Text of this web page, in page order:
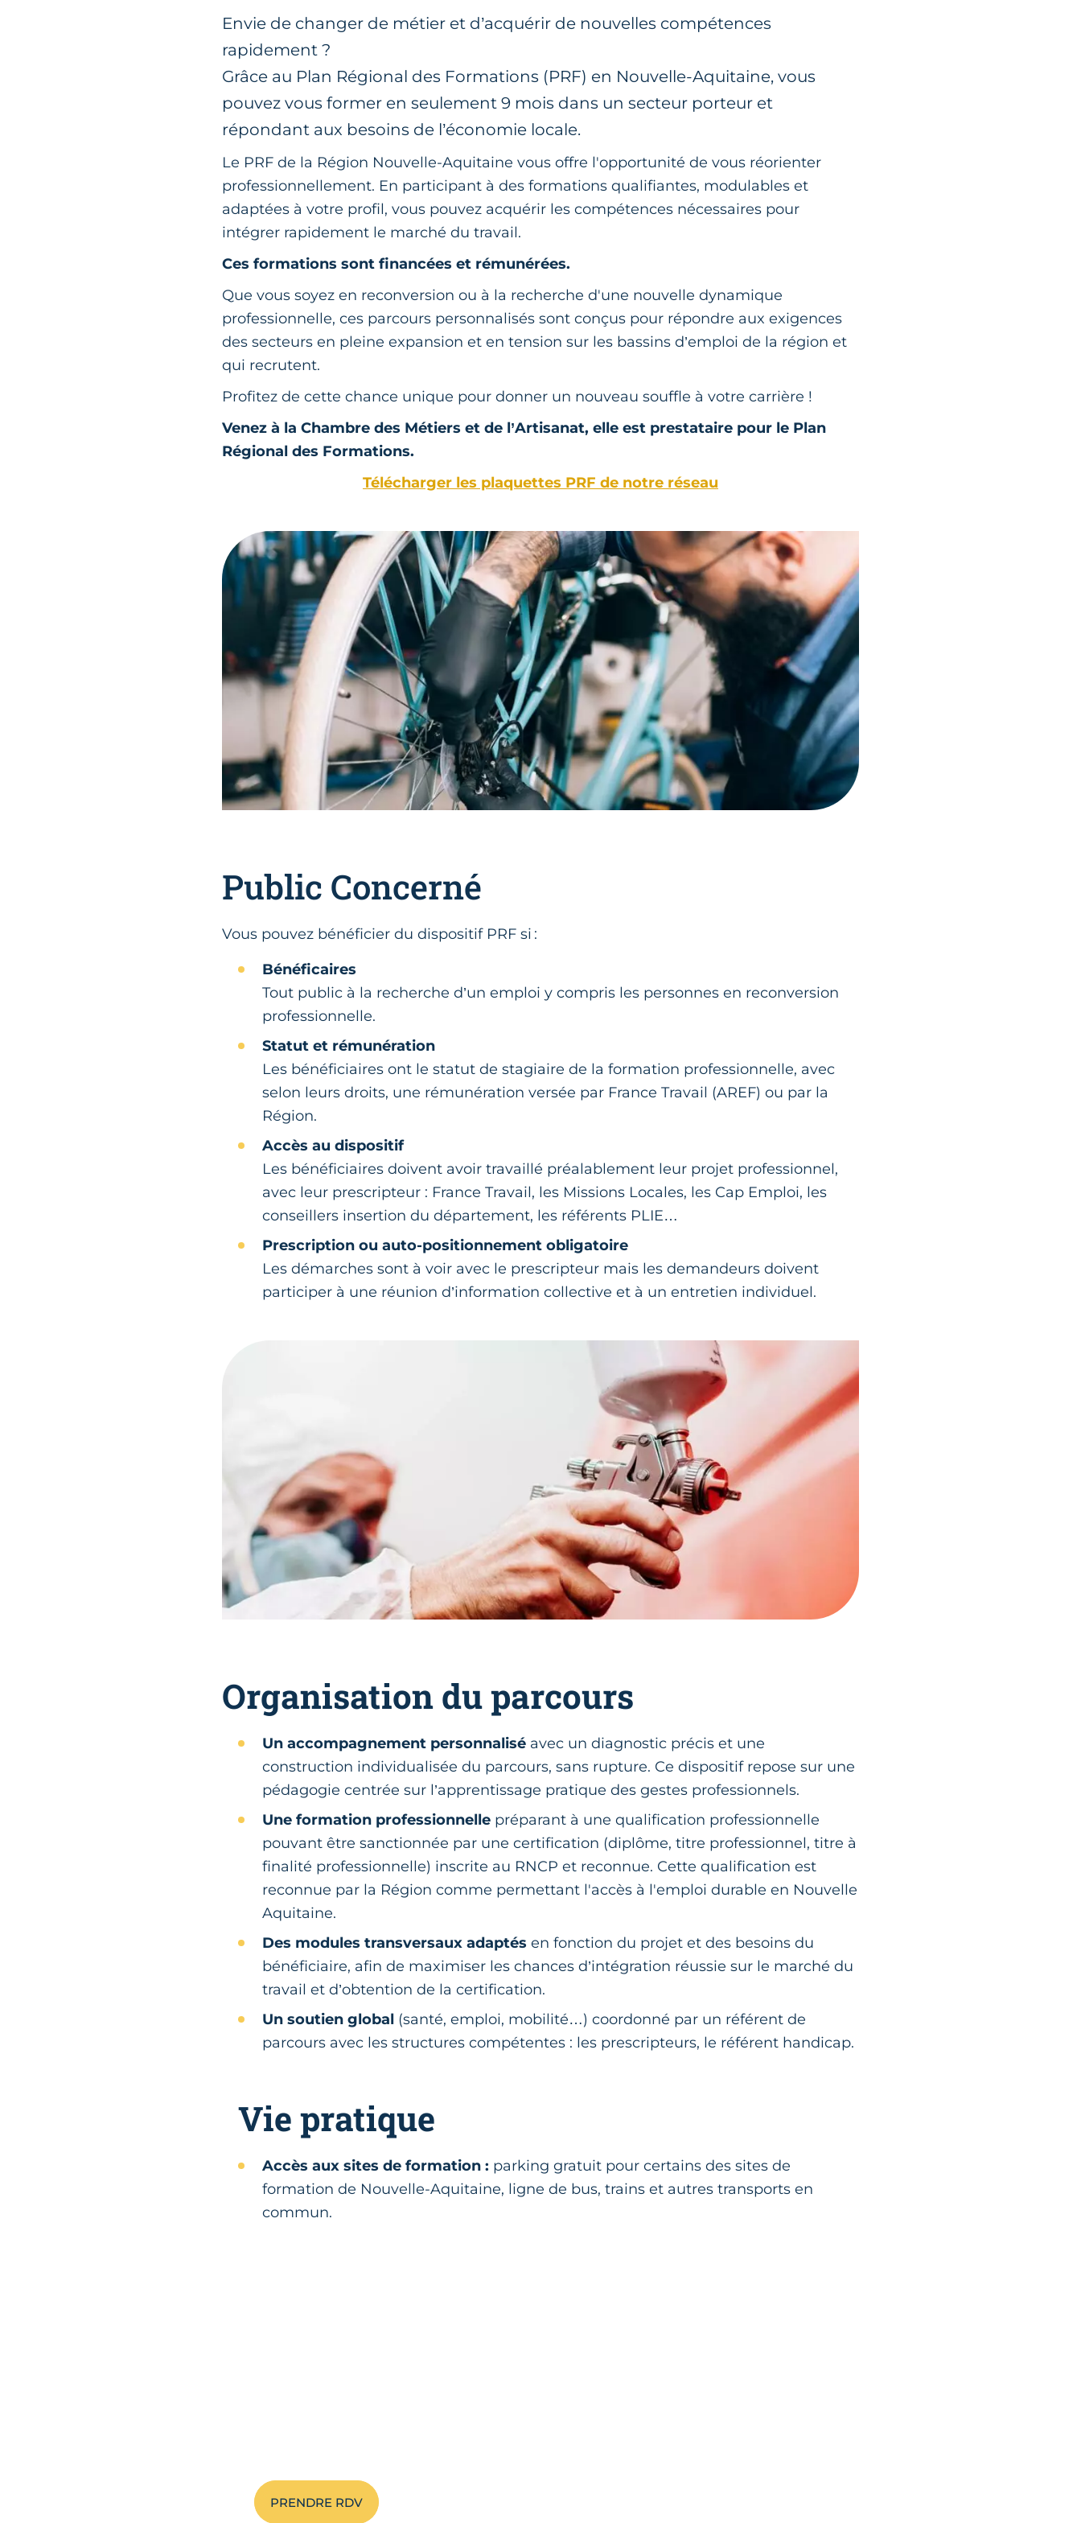
Envie de changer de métier et d’acquérir de nouvelles compétences
rapidement ?
Grâce au Plan Régional des Formations (PRF) en Nouvelle-Aquitaine, vous
pouvez vous former en seulement 9 mois dans un secteur porteur et
répondant aux besoins de l’économie locale.
Le PRF de la Région Nouvelle-Aquitaine vous offre l'opportunité de vous réorienter
professionnellement. En participant à des formations qualifiantes, modulables et
adaptées à votre profil, vous pouvez acquérir les compétences nécessaires pour
intégrer rapidement le marché du travail.
Ces formations sont financées et rémunérées.
Que vous soyez en reconversion ou à la recherche d'une nouvelle dynamique
professionnelle, ces parcours personnalisés sont conçus pour répondre aux exigences
des secteurs en pleine expansion et en tension sur les bassins d’emploi de la région et
qui recrutent.
Profitez de cette chance unique pour donner un nouveau souffle à votre carrière !
Venez à la Chambre des Métiers et de l’Artisanat, elle est prestataire pour le Plan
Régional des Formations.
Télécharger les plaquettes PRF de notre réseau
Public Concerné
Vous pouvez bénéficier du dispositif PRF si :
Bénéficaires
Tout public à la recherche d’un emploi y compris les personnes en reconversion
professionnelle.
Statut et rémunération
Les bénéficiaires ont le statut de stagiaire de la formation professionnelle, avec
selon leurs droits, une rémunération versée par France Travail (AREF) ou par la
Région.
Accès au dispositif
Les bénéficiaires doivent avoir travaillé préalablement leur projet professionnel,
avec leur prescripteur : France Travail, les Missions Locales, les Cap Emploi, les
conseillers insertion du département, les référents PLIE…
Prescription ou auto-positionnement obligatoire
Les démarches sont à voir avec le prescripteur mais les demandeurs doivent
participer à une réunion d’information collective et à un entretien individuel.
Organisation du parcours
Un accompagnement personnalisé avec un diagnostic précis et une
construction individualisée du parcours, sans rupture. Ce dispositif repose sur une
pédagogie centrée sur l’apprentissage pratique des gestes professionnels.
Une formation professionnelle préparant à une qualification professionnelle
pouvant être sanctionnée par une certification (diplôme, titre professionnel, titre à
finalité professionnelle) inscrite au RNCP et reconnue. Cette qualification est
reconnue par la Région comme permettant l'accès à l'emploi durable en Nouvelle
Aquitaine.
Des modules transversaux adaptés en fonction du projet et des besoins du
bénéficiaire, afin de maximiser les chances d’intégration réussie sur le marché du
travail et d’obtention de la certification.
Un soutien global (santé, emploi, mobilité…) coordonné par un référent de
parcours avec les structures compétentes : les prescripteurs, le référent handicap.
Vie pratique
Accès aux sites de formation : parking gratuit pour certains des sites de
formation de Nouvelle-Aquitaine, ligne de bus, trains et autres transports en
commun.
PRENDRE RDV